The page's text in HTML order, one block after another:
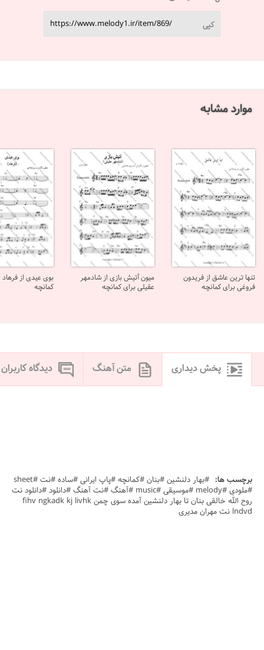
کپی
موارد مشابه
تنها ترین عاشق از فریدون
فروغی برای کمانچه
میون آتیش بازی از شادمهر
عقیلی برای کمانچه
بوی عیدی از فرهاد
کمانچه
پخش دیداری متن آهنگ دیدگاه کاربران
برچسب ها:
#بهار دلنشین #بنان #کمانچه #پاپ ایرانی #ساده #نت #sheet
#ملودی #melody #موسیقی #music #آهنگ #نت آهنگ #دانلود #دانلود نت
روح الله خالقی بنان تا بهار دلنشین آمده سوی چمن fihv ngkadk kj livhk
lndvd نت مهران مدیری